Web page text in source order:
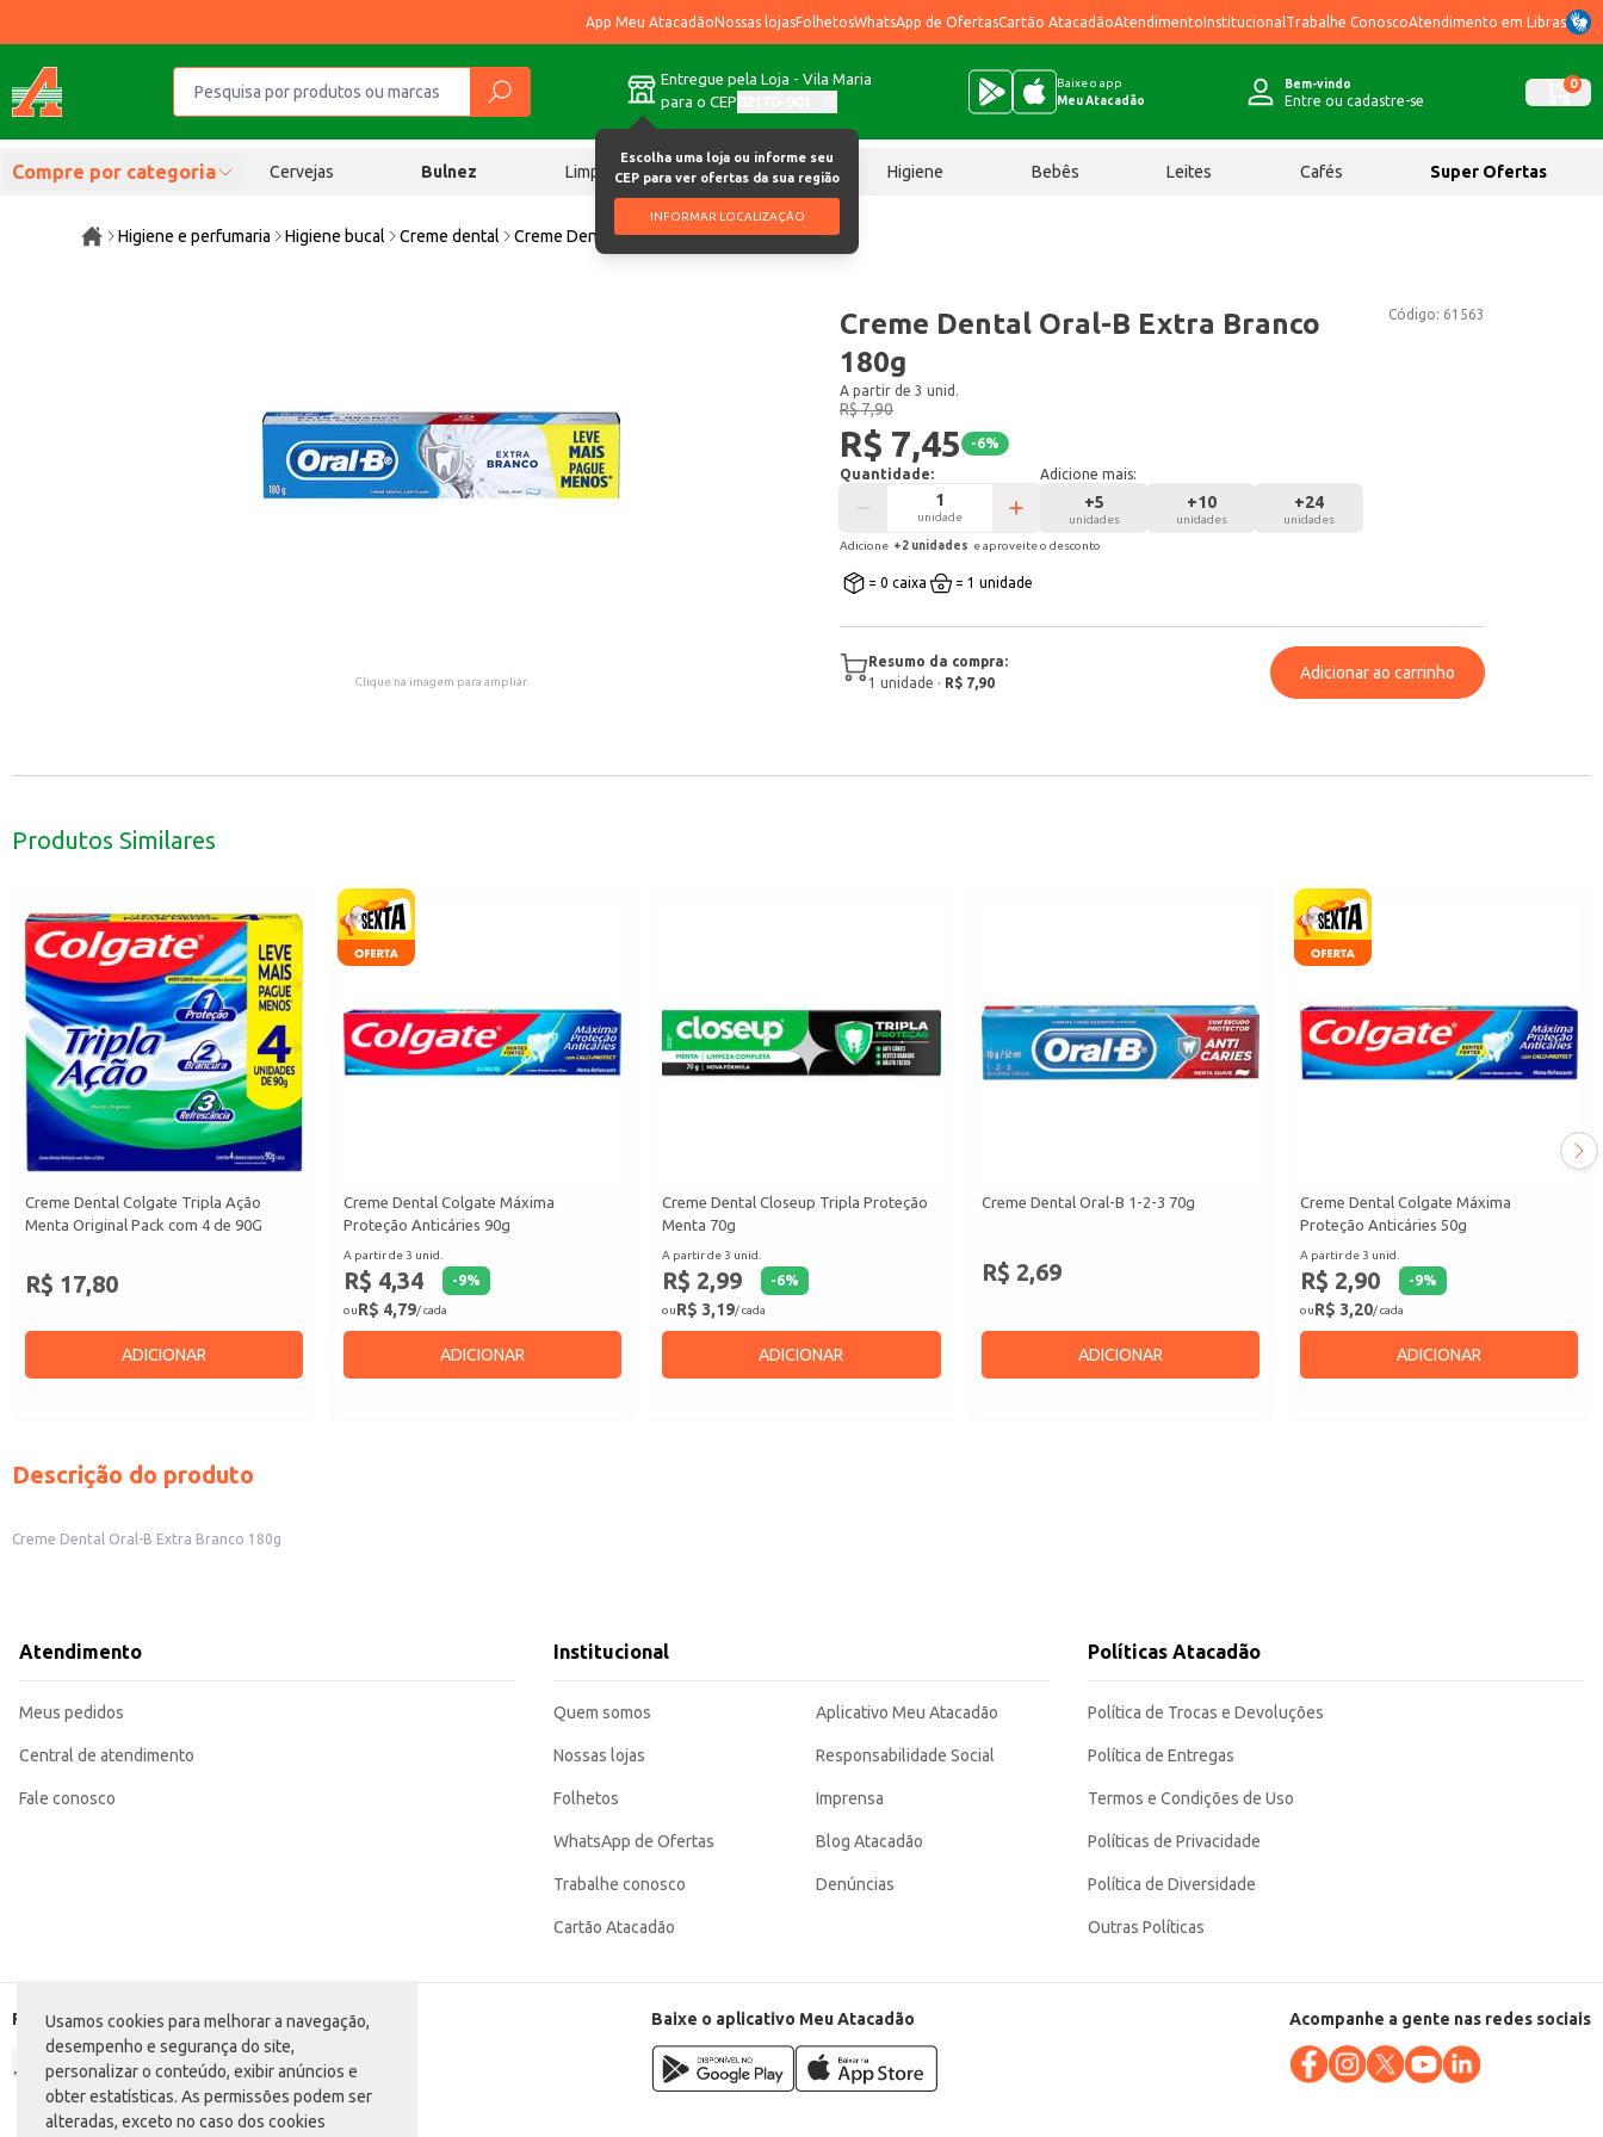
Usamos cookies para melhorar a navegação,
desempenho e segurança do site,
personalizar o conteúdo, exibir anúncios e
obter estatísticas. As permissões podem ser
alteradas, exceto no caso dos cookies
App Meu AtacadãoNossas lojasFolhetosWhatsApp de OfertasCartão AtacadãoAtendimentoInstitucional Trabalhe ConoscoAtendimento em Libras
Entregue pela Loja - Vila Maria
para o CEP
Escolha uma loja ou informe seu
CEP para ver ofertas da sua região
INFORMAR LOCALIZAÇÃO
Baixe o app
Meu Atacadão
Bem-vindo
Entre ou cadastre-se
0
Compre por categoria Cervejas Bulnez Limpeza Chocolates Higiene Bebês Leites Cafés Super Ofertas
Higiene e perfumaria Higiene bucal Creme dental Creme Dental Oral B Extra Branco 180g
Clique na imagem para ampliar.
Código: 61563
Creme Dental Oral-B Extra Branco
180g
A partir de 3 unid.
R$ 7,90
R$ 7,45 -6%
Quantidade:
unidade
Adicione mais:
+5
unidades
+10
unidades
+24
unidades
Adicione +2 unidades e aproveite o desconto
= 0 caixa = 1 unidade
Resumo da compra:
1 unidade · R$ 7,90
Adicionar ao carrinho
Produtos Similares
Creme Dental Colgate Tripla Ação
Menta Original Pack com 4 de 90G
R$ 17,80
ADICIONAR
Creme Dental Colgate Máxima
Proteção Anticáries 90g
A partir de 3 unid.
R$ 4,34 -9%
ouR$ 4,79/ cada
ADICIONAR
Creme Dental Closeup Tripla Proteção
Menta 70g
A partir de 3 unid.
R$ 2,99 -6%
ouR$ 3,19/ cada
ADICIONAR
Creme Dental Oral-B 1-2-3 70g
R$ 2,69
ADICIONAR
Creme Dental Colgate Máxima
Proteção Anticáries 50g
A partir de 3 unid.
R$ 2,90 -9%
ouR$ 3,20/ cada
ADICIONAR
Descrição do produto
Creme Dental Oral-B Extra Branco 180g
Atendimento
Meus pedidos
Central de atendimento
Fale conosco
Institucional
Quem somos
Nossas lojas
Folhetos
WhatsApp de Ofertas
Trabalhe conosco
Cartão Atacadão
Aplicativo Meu Atacadão
Responsabilidade Social
Imprensa
Blog Atacadão
Denúncias
Políticas Atacadão
Política de Trocas e Devoluções
Política de Entregas
Termos e Condições de Uso
Políticas de Privacidade
Política de Diversidade
Outras Políticas
Formas de pagamento Baixe o aplicativo Meu Atacadão Acompanhe a gente nas redes sociais